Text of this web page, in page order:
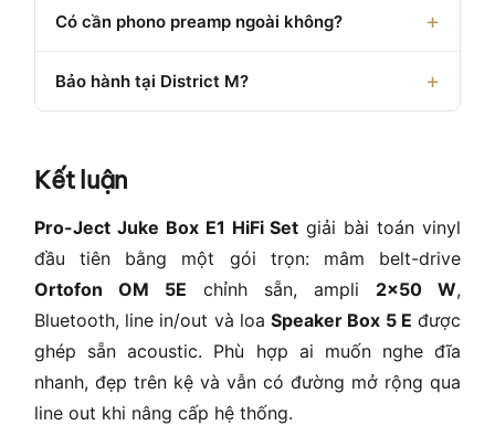
Có cần phono preamp ngoài không?
Bảo hành tại District M?
Kết luận
Pro-Ject Juke Box E1 HiFi Set giải bài toán vinyl
đầu tiên bằng một gói trọn: mâm belt-drive
Ortofon OM 5E chỉnh sẵn, ampli 2×50 W,
Bluetooth, line in/out và loaSpeaker Box 5 E được
ghép sẵn acoustic. Phù hợp ai muốn nghe đĩa
nhanh, đẹp trên kệ và vẫn có đường mở rộng qua
line out khi nâng cấp hệ thống.